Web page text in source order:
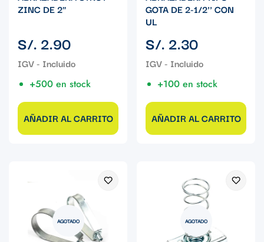
ZINC DE 2"
Precio
regular
S/. 2.90
+500 en stock
AÑADIR AL CARRITO
GOTA DE 2-1/2'' CON
UL
Precio
regular
S/. 2.30
+100 en stock
AÑADIR AL CARRITO
AGOTADO AGOTADO